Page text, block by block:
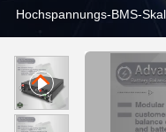
Hochspannungs-BMS-